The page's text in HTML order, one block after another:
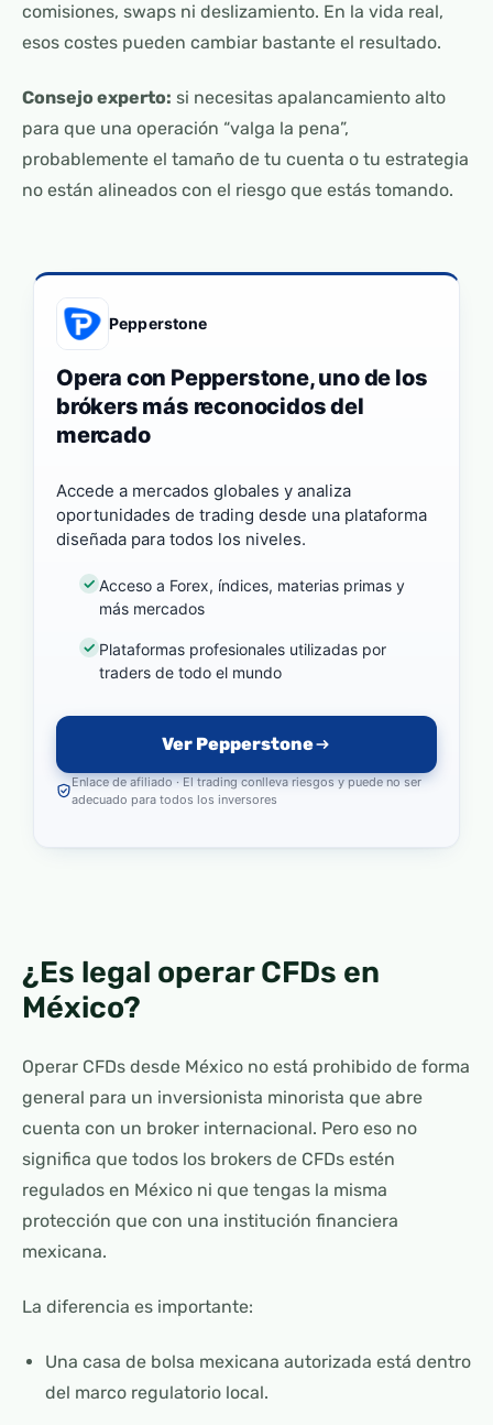
comisiones, swaps ni deslizamiento. En la vida real,
esos costes pueden cambiar bastante el resultado.
Consejo experto: si necesitas apalancamiento alto
para que una operación “valga la pena”,
probablemente el tamaño de tu cuenta o tu estrategia
no están alineados con el riesgo que estás tomando.
Pepperstone
Opera con Pepperstone, uno de los
brókers más reconocidos del
mercado
Accede a mercados globales y analiza
oportunidades de trading desde una plataforma
diseñada para todos los niveles.
Acceso a Forex, índices, materias primas y
más mercados
Plataformas profesionales utilizadas por
traders de todo el mundo
Ver Pepperstone
Enlace de afiliado · El trading conlleva riesgos y puede no ser
adecuado para todos los inversores
¿Es legal operar CFDs en
México?
Operar CFDs desde México no está prohibido de forma
general para un inversionista minorista que abre
cuenta con un broker internacional. Pero eso no
significa que todos los brokers de CFDs estén
regulados en México ni que tengas la misma
protección que con una institución financiera
mexicana.
La diferencia es importante:
Una casa de bolsa mexicana autorizada está dentro
del marco regulatorio local.